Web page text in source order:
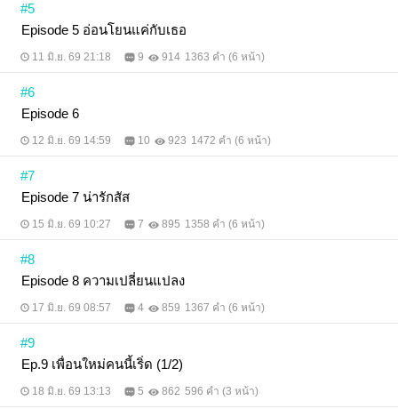
#5
Episode 5 อ่อนโยนแค่กับเธอ
11 มิ.ย. 69 21:18 9 914 1363 คำ (6 หน้า)
#6
Episode 6
12 มิ.ย. 69 14:59 10 923 1472 คำ (6 หน้า)
#7
Episode 7 น่ารักสัส
15 มิ.ย. 69 10:27 7 895 1358 คำ (6 หน้า)
#8
Episode 8 ความเปลี่ยนแปลง
17 มิ.ย. 69 08:57 4 859 1367 คำ (6 หน้า)
#9
Ep.9 เพื่อนใหม่คนนี้เริ่ด (1/2)
18 มิ.ย. 69 13:13 5 862 596 คำ (3 หน้า)